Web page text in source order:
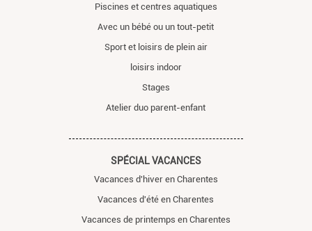
Piscines et centres aquatiques
Avec un bébé ou un tout-petit
Sport et loisirs de plein air
loisirs indoor
Stages
Atelier duo parent-enfant
SPÉCIAL VACANCES
Vacances d'hiver en Charentes
Vacances d'été en Charentes
Vacances de printemps en Charentes